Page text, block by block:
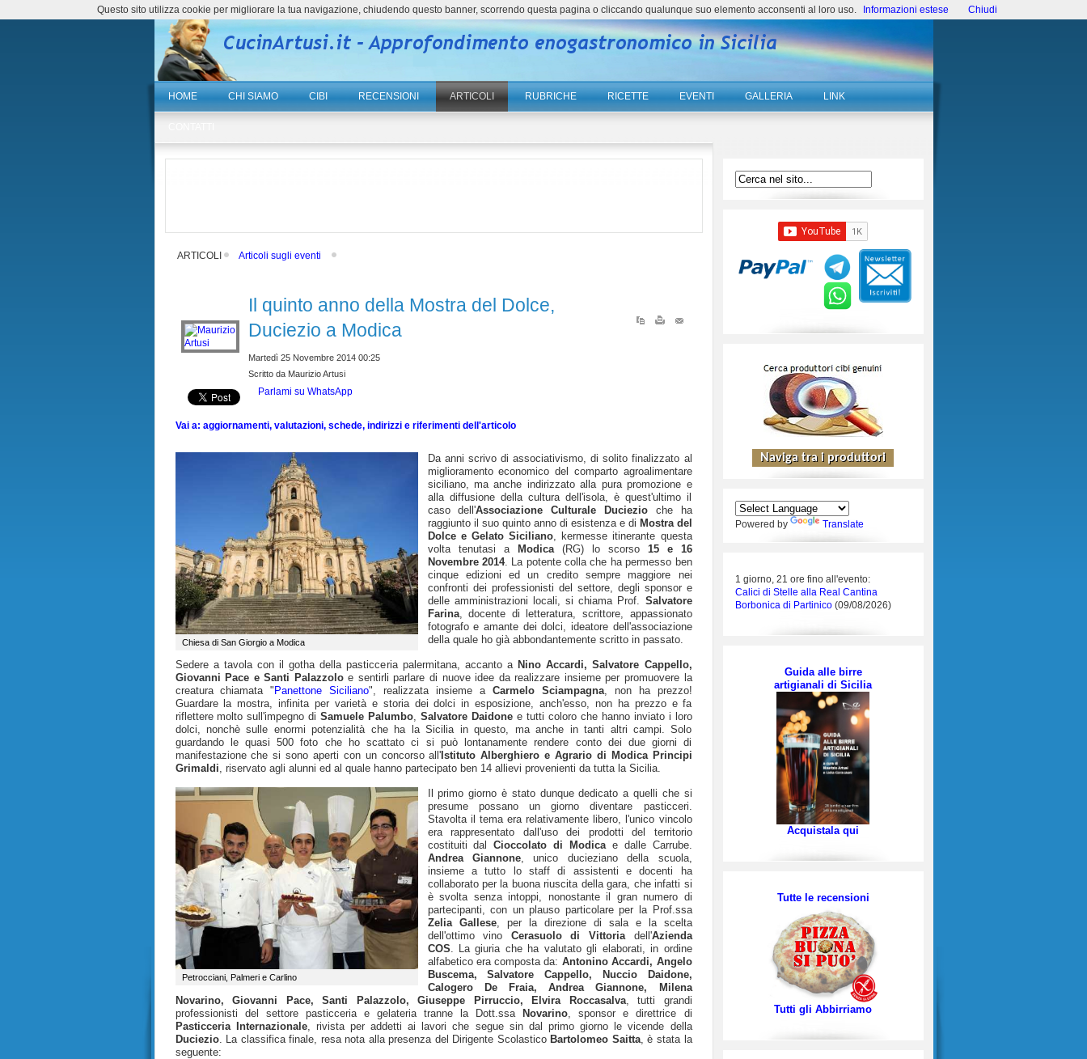
HOME CHI SIAMO CIBI RECENSIONI ARTICOLI RUBRICHE RICETTE EVENTI GALLERIA LINK
ARTICOLI Articoli sugli eventi
Il quinto anno della Mostra del Dolce,
Duciezio a Modica
Martedì 25 Novembre 2014 00:25
Scritto da Maurizio Artusi
Parlami su WhatsApp
Vai a: aggiornamenti, valutazioni, schede, indirizzi e riferimenti dell'articolo
Chiesa di San Giorgio a Modica
Da anni scrivo di associativismo, di solito finalizzato al
miglioramento economico del comparto agroalimentare
siciliano, ma anche indirizzato alla pura promozione e
alla diffusione della cultura dell'isola, è quest'ultimo il
caso dell'Associazione Culturale Duciezioche ha
raggiunto il suo quinto anno di esistenza e di Mostra del
Dolce e Gelato Siciliano, kermesse itinerante questa
volta tenutasi a
Modica(RG) lo scorso 15 e 16
Novembre 2014. La potente colla che ha permesso ben
cinque edizioni ed un credito sempre maggiore nei
confronti dei professionisti del settore, degli sponsor e
delle amministrazioni locali, si chiama Prof. Salvatore
Farina, docente di letteratura, scrittore, appassionato
fotografo e amante dei dolci, ideatore dell'associazione
della quale ho già abbondantementescritto in passato.
Sedere a tavola con il gotha della pasticceria palermitana, accanto a Nino Accardi, Salvatore Cappello,
Giovanni Pace e Santi Palazzoloe sentirli parlare di nuove idee da realizzare insieme per promuovere la
creatura chiamata " Panettone Siciliano", realizzata insieme a Carmelo Sciampagna, non ha prezzo!
Guardare la mostra, infinita per varietà e storia dei dolci in esposizione, anch'esso, non ha prezzo e fa
riflettere molto sull'impegno diSamuele Palumbo,Salvatore Daidone e tutti coloro che hanno inviato i loro
dolci, nonchè sulle enormi potenzialità che ha la Sicilia in questo, ma anche in tanti altri campi. Solo
guardando le quasi 500 foto che ho scattato ci si può lontanamente rendere conto dei due giorni di
manifestazione che si sono aperti con un concorso all' Istituto Alberghiero e Agrario di Modica Principi
Grimaldi, riservato agli alunni ed al quale hanno partecipato ben 14 allievi provenienti da tutta la Sicilia.
Petrocciani, Palmeri e Carlino
Il primo giorno è stato dunque dedicato a quelli che si
presume possano un giorno diventare pasticceri.
Stavolta il tema era relativamente libero, l'unico vincolo
era rappresentato dall'uso dei prodotti del territorio
costituiti dal
Cioccolato di Modicae dalle Carrube.
Andrea Giannone, unico ducieziano della scuola,
insieme a tutto lo staff di assistenti e docenti ha
collaborato per la buona riuscita della gara, che infatti si
è svolta senza intoppi, nonostante il gran numero di
partecipanti, con un plauso particolare per la Prof.ssa
Zelia Gallese, per la direzione di sala e la scelta
dell'ottimo vino Cerasuolo di Vittoriadell'Azienda
COS. La giuria che ha valutato gli elaborati, in ordine
alfabetico era composta da: Antonino Accardi, Angelo
Buscema, Salvatore Cappello, Nuccio Daidone,
Calogero De Fraia, Andrea Giannone,
Milena
Novarino, Giovanni Pace, Santi Palazzolo, Giuseppe Pirruccio, Elvira Roccasalva, tutti grandi
professionisti del settore pasticceria e gelateria tranne la Dott.ssa
Novarino, sponsor e direttrice di
Pasticceria Internazionale, rivista per addetti ai lavori che segue sin dal primo giorno le vicende della
Duciezio. La classifica finale, resa nota alla presenza del Dirigente Scolastico Bartolomeo Saitta, è stata la
seguente:
Powered by Translate
1 giorno, 21 ore fino all'evento:
Calici di Stelle alla Real Cantina
Borbonica di Partinico (09/08/2026)
Guida alle birre
artigianali di Sicilia
Acquistala qui
Tutte le recensioni
Tutti gli Abbirriamo
Questo sito utilizza cookie per migliorare la tua navigazione, chiudendo questo banner, scorrendo questa pagina o cliccando qualunque suo elemento acconsenti al loro uso. Informazioni estese Chiudi